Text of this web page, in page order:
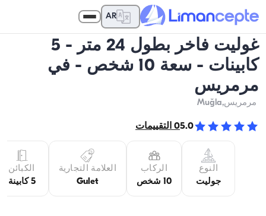
AR
غوليت فاخر بطول 24 متر - 5
كابينات - سعة 10 شخص - في
مرمريس
مرمريس,Muğla
5.0
0 التقييمات
النوع
جوليت
الركاب
10 شخص
العلامة التجارية
Gulet
الكبائن
5 كابينة